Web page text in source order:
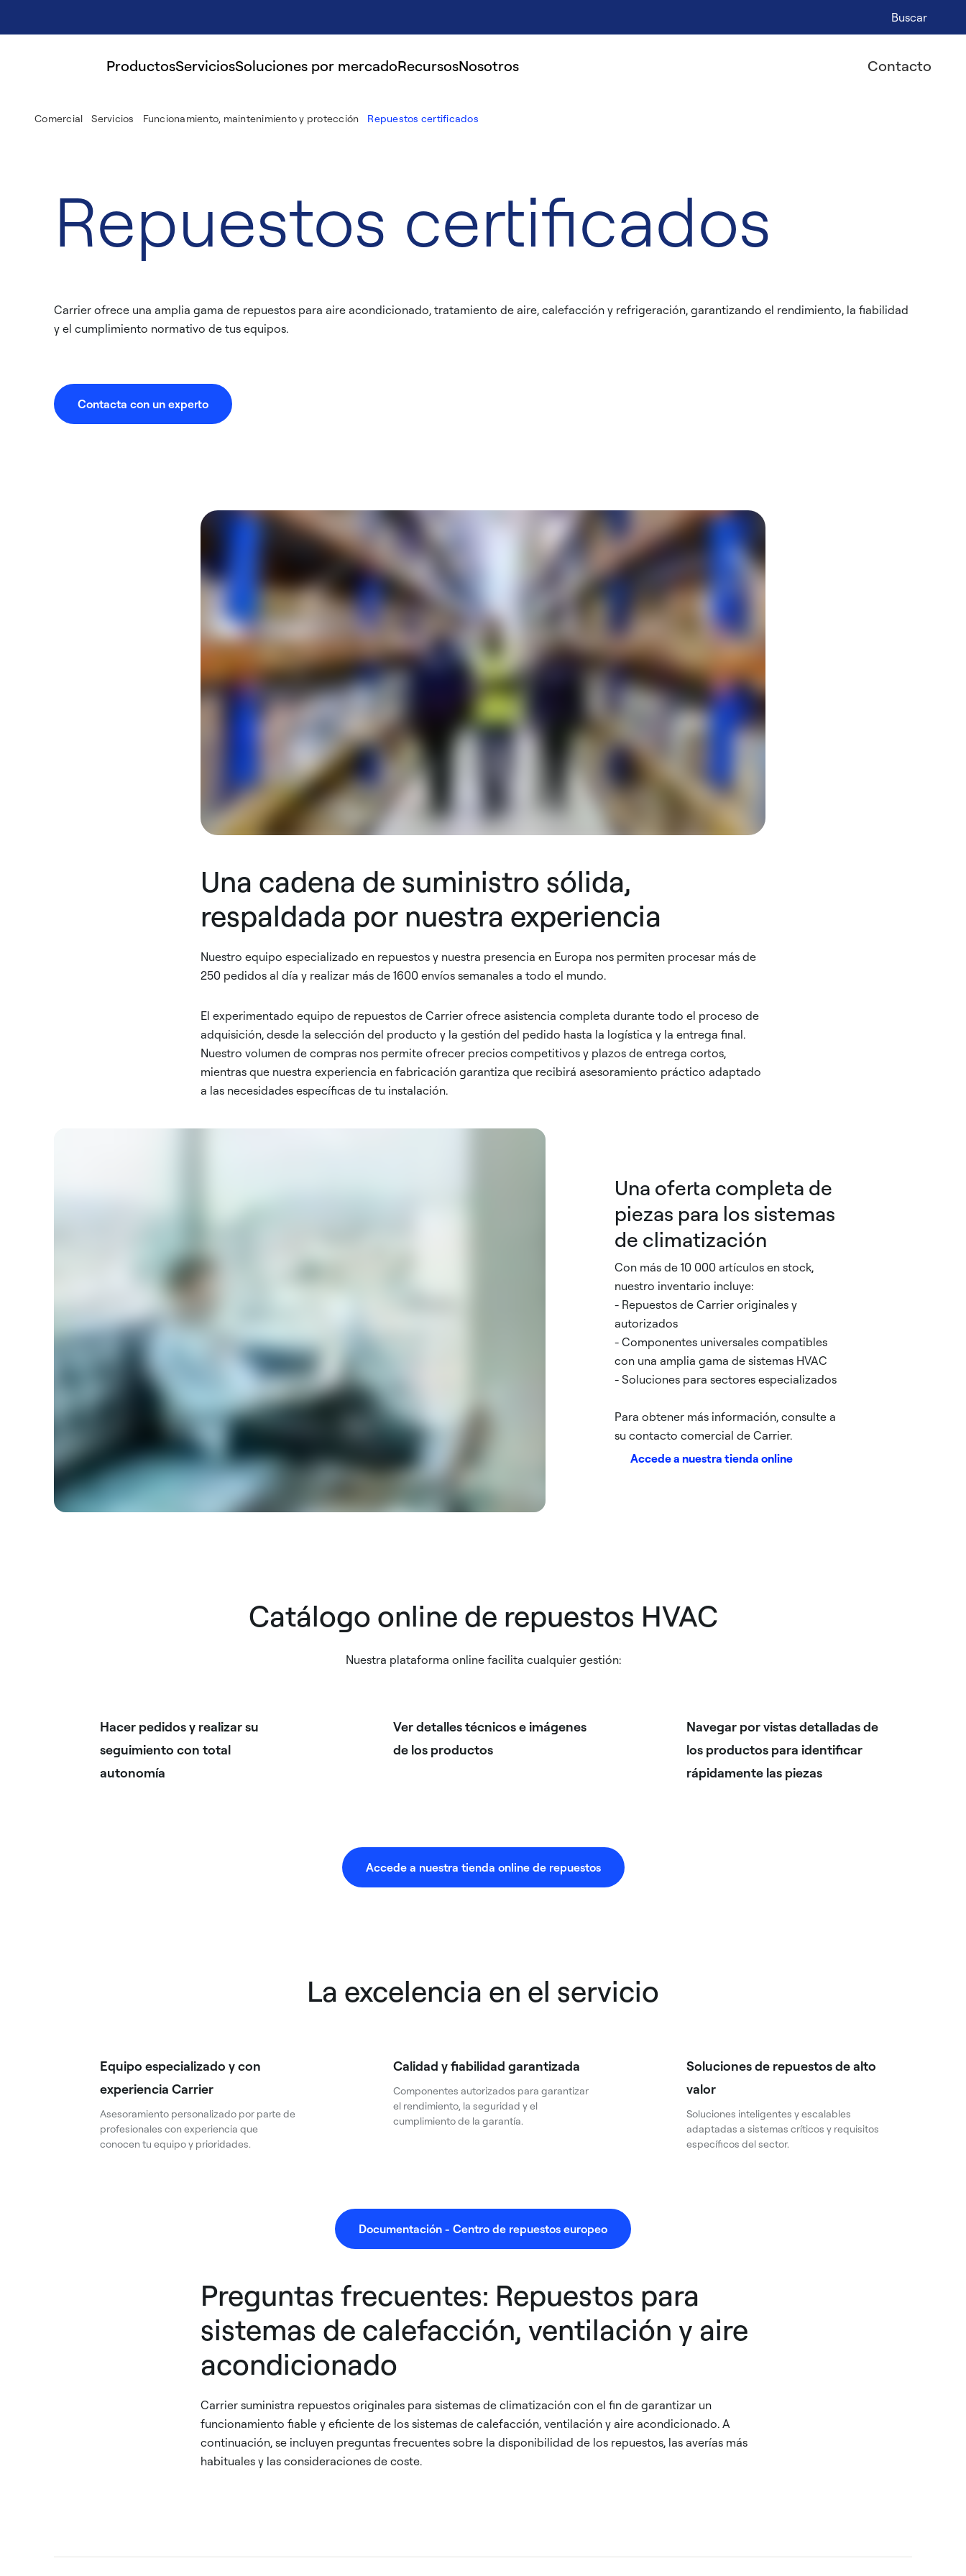
Buscar
ProductosServiciosSoluciones por mercadoRecursosNosotros Contacto
Comercial Servicios Funcionamiento, maintenimiento y protección Repuestos certificados
Repuestos certificados
Carrier ofrece una amplia gama de repuestos para aire acondicionado, tratamiento de aire, calefacción y refrigeración, garantizando el rendimiento, la fiabilidad
y el cumplimiento normativo de tus equipos.
Contacta con un experto
Una cadena de suministro sólida,
respaldada por nuestra experiencia
Nuestro equipo especializado en repuestos y nuestra presencia en Europa nos permiten procesar más de
250 pedidos al día y realizar más de 1600 envíos semanales a todo el mundo.
El experimentado equipo de repuestos de Carrier ofrece asistencia completa durante todo el proceso de
adquisición, desde la selección del producto y la gestión del pedido hasta la logística y la entrega final.
Nuestro volumen de compras nos permite ofrecer precios competitivos y plazos de entrega cortos,
mientras que nuestra experiencia en fabricación garantiza que recibirá asesoramiento práctico adaptado
a las necesidades específicas de tu instalación.
Una oferta completa de
piezas para los sistemas
de climatización
Con más de 10 000 artículos en stock,
nuestro inventario incluye:
- Repuestos de Carrier originales y
autorizados
- Componentes universales compatibles
con una amplia gama de sistemas HVAC
- Soluciones para sectores especializados
Para obtener más información, consulte a
su contacto comercial de Carrier.
Accede a nuestra tienda online
Catálogo online de repuestos HVAC
Nuestra plataforma online facilita cualquier gestión:
Hacer pedidos y realizar su
seguimiento con total
autonomía
Ver detalles técnicos e imágenes
de los productos
Navegar por vistas detalladas de
los productos para identificar
rápidamente las piezas
Accede a nuestra tienda online de repuestos
La excelencia en el servicio
Equipo especializado y con
experiencia Carrier
Asesoramiento personalizado por parte de
profesionales con experiencia que
conocen tu equipo y prioridades.
Calidad y fiabilidad garantizada
Componentes autorizados para garantizar
el rendimiento, la seguridad y el
cumplimiento de la garantía.
Soluciones de repuestos de alto
valor
Soluciones inteligentes y escalables
adaptadas a sistemas críticos y requisitos
específicos del sector.
Documentación - Centro de repuestos europeo
Preguntas frecuentes: Repuestos para
sistemas de calefacción, ventilación y aire
acondicionado
Carrier suministra repuestos originales para sistemas de climatización con el fin de garantizar un
funcionamiento fiable y eficiente de los sistemas de calefacción, ventilación y aire acondicionado. A
continuación, se incluyen preguntas frecuentes sobre la disponibilidad de los repuestos, las averías más
habituales y las consideraciones de coste.